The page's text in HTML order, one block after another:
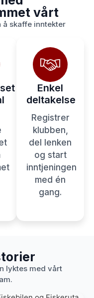
vårt
å skaffe inntekter
Enkel
deltakelse
Registrer
klubben,
del lenken
og start
inntjeningen
med én
gang.
lyktes med vårt